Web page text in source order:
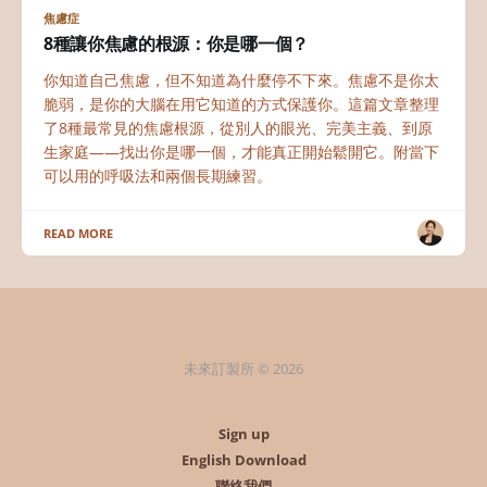
焦慮症
8種讓你焦慮的根源：你是哪一個？
你知道自己焦慮，但不知道為什麼停不下來。焦慮不是你太
脆弱，是你的大腦在用它知道的方式保護你。這篇文章整理
了8種最常見的焦慮根源，從別人的眼光、完美主義、到原
生家庭——找出你是哪一個，才能真正開始鬆開它。附當下
可以用的呼吸法和兩個長期練習。
READ MORE
未來訂製所 © 2026
Sign up
English Download